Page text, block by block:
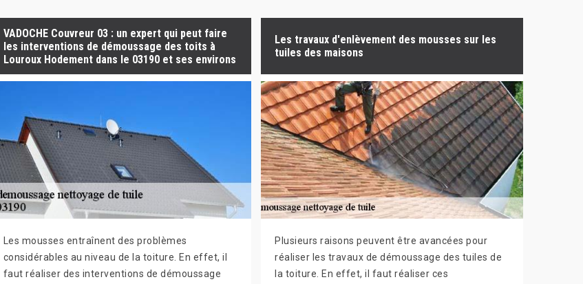
VADOCHE Couvreur 03 : un expert qui peut faire
les interventions de démoussage des toits à
Louroux Hodement dans le 03190 et ses environs
Les mousses entraînent des problèmes
considérables au niveau de la toiture. En effet, il
faut réaliser des interventions de démoussage
Les travaux d'enlèvement des mousses sur les
tuiles des maisons
Plusieurs raisons peuvent être avancées pour
réaliser les travaux de démoussage des tuiles de
la toiture. En effet, il faut réaliser ces